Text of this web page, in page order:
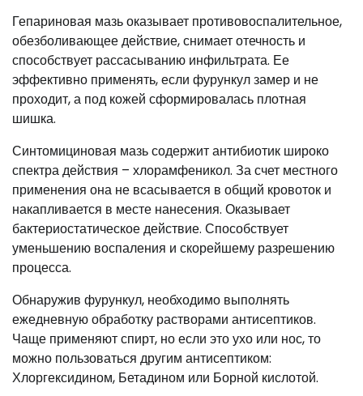
Гепариновая мазь оказывает противовоспалительное,
обезболивающее действие, снимает отечность и
способствует рассасыванию инфильтрата. Ее
эффективно применять, если фурункул замер и не
проходит, а под кожей сформировалась плотная
шишка.
Синтомициновая мазь содержит антибиотик широко
спектра действия – хлорамфеникол. За счет местного
применения она не всасывается в общий кровоток и
накапливается в месте нанесения. Оказывает
бактериостатическое действие. Способствует
уменьшению воспаления и скорейшему разрешению
процесса.
Обнаружив фурункул, необходимо выполнять
ежедневную обработку растворами антисептиков.
Чаще применяют спирт, но если это ухо или нос, то
можно пользоваться другим антисептиком:
Хлоргексидином, Бетадином или Борной кислотой.